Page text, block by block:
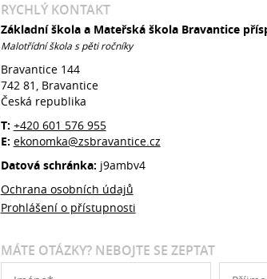
RYCHLÝ KONTAKT
Základní škola a Mateřská škola Bravantice
Malotřídní škola s pěti ročníky
Bravantice 144
742 81, Bravantice
Česká republika
T: +420 601 576 955
E: ekonomka@zsbravantice.cz
Datová schránka: j9ambv4
Ochrana osobních údajů
Prohlášení o přístupnosti
MÁTE OTÁZKY? NEBOJTE SE ZEPTAT